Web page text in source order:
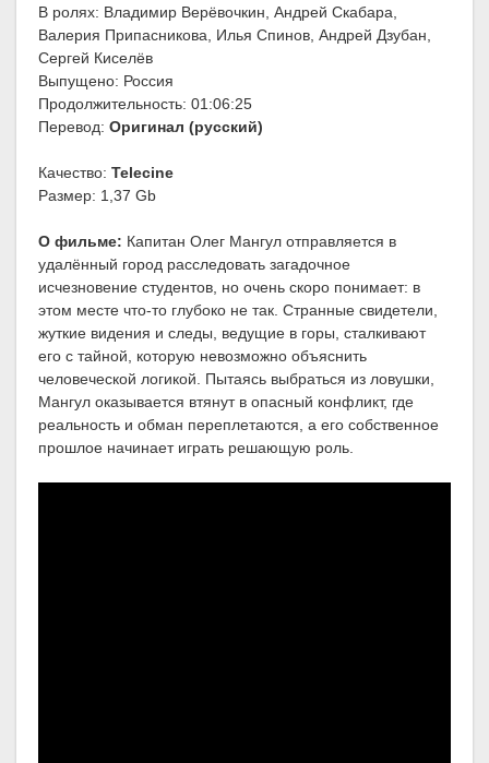
В ролях: Владимир Верёвочкин, Андрей Скабара,
Валерия Припасникова, Илья Спинов, Андрей Дзубан,
Сергей Киселёв
Выпущено: Россия
Продолжительность: 01:06:25
Перевод: Оригинал (русский)
Качество: Telecine
Размер: 1,37 Gb
О фильме: Капитан Олег Мангул отправляется в
удалённый город расследовать загадочное
исчезновение студентов, но очень скоро понимает: в
этом месте что-то глубоко не так. Странные свидетели,
жуткие видения и следы, ведущие в горы, сталкивают
его с тайной, которую невозможно объяснить
человеческой логикой. Пытаясь выбраться из ловушки,
Мангул оказывается втянут в опасный конфликт, где
реальность и обман переплетаются, а его собственное
прошлое начинает играть решающую роль.